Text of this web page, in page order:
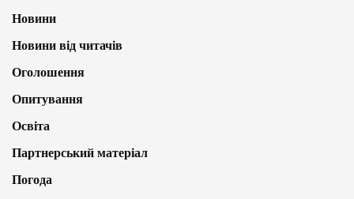
Новини
Новини від читачів
Оголошення
Опитування
Освіта
Партнерський матеріал
Погода